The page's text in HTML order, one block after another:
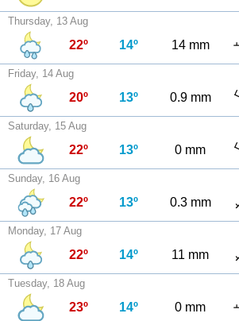
Thursday, 13 Aug
22º 14º 14 mm
Friday, 14 Aug
20º 13º 0.9 mm
Saturday, 15 Aug
22º 13º 0 mm
Sunday, 16 Aug
22º 13º 0.3 mm
Monday, 17 Aug
22º 14º 11 mm
Tuesday, 18 Aug
23º 14º 0 mm